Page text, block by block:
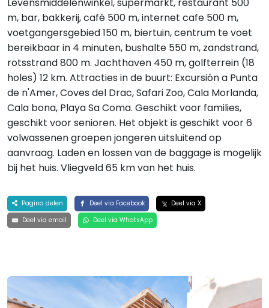
m, bar, bakkerij, café 500 m, internet cafe 500 m,
voetgangersgebied 150 m, biertuin, centrum te voet
bereikbaar in 4 minuten, bushalte 550 m, zandstrand,
rotsstrand 800 m. Jachthaven 450 m, golfterrein (18
holes) 12 km. Attracties in de buurt: Excursión a Punta
de n'Amer, Coves del Drac, Safari Zoo, Cala Morlanda,
Cala bona, Playa Sa Coma. Geschikt voor families,
geschikt voor senioren. Het objekt is geschikt voor 6
volwassenen groepen jongeren uitsluitend op
aanvraag. Laden en lossen van de baggage is mogelijk
bij het huis. Vliegveld 65 km van het huis.
Pagina delen Deel via Facebook
Deel via X
Deel via email
Deel via WhatsApp